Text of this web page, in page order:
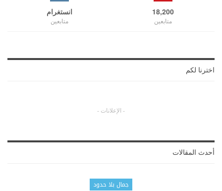
18,200
متابعين
انستغرام
متابعين
اخترنا لكم
- الإعلانات -
أحدث المقالات
جمال بلا حدود